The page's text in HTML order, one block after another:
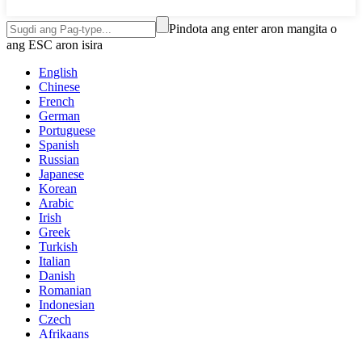
Pindota ang enter aron mangita o
ang ESC aron isira
English
Chinese
French
German
Portuguese
Spanish
Russian
Japanese
Korean
Arabic
Irish
Greek
Turkish
Italian
Danish
Romanian
Indonesian
Czech
Afrikaans